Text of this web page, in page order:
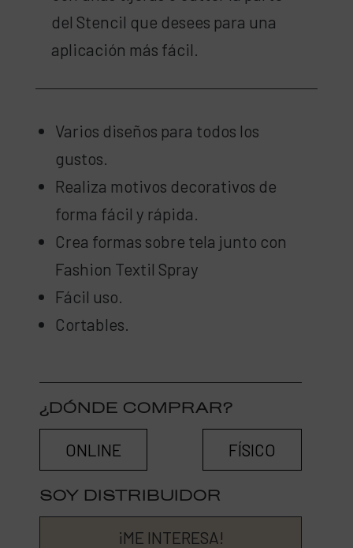
del Stencil que desees para una
aplicación más fácil.
Varios diseños para todos los
gustos.
Realiza motivos decorativos de
forma fácil y rápida.
Crea formas sobre tela junto con
Fashion Textil Spray
Fácil uso.
Cortables.
¿DÓNDE COMPRAR?
ONLINE FÍSICO
SOY DISTRIBUIDOR
¡ME INTERESA!